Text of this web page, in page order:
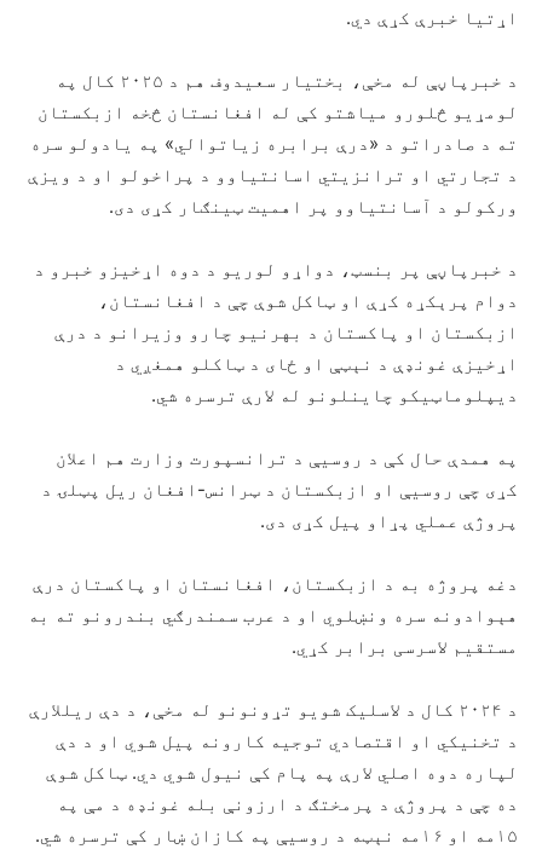
اړتیا خبرې کړې دي.
د خبرپاڼې له مخې، بختیار سعیدوف هم د ۲۰۲۵ کال په
لومړیو څلورو میاشتو کې له افغانستان څخه ازبکستان
ته د صادراتو د «درې برابره زیاتوالي» په یادولو سره
د تجارتي او ترانزیتي اسانتیاوو د پراخولو او د ویزې
ورکولو د آسانتیاوو پر اهمیت ټینګار کړی دی.
د خبرپاڼې پر بنسټ، دواړو لوریو د دوه اړخیزو خبرو د
دوام پرېکړه کړې او ټاکل شوې چې د افغانستان،
ازبکستان او پاکستان د بهرنیو چارو وزیرانو د درې
اړخیزې غونډې د نېټې او ځای د ټاکلو همغږي د
دیپلوماټیکو چاینلونو له لارې ترسره شي.
په همدې حال کې د روسیې د ترانسپورت وزارت هم اعلان
کړی چې روسیې او ازبکستان د ټرانس-افغان ریل پټلۍ د
پروژې عملي پړاو پیل کړی دی.
دغه پروژه به د ازبکستان، افغانستان او پاکستان درې
هېوادونه سره ونښلوي او د عرب سمندرګي بندرونو ته به
مستقیم لاسرسی برابر کړي.
د ۲۰۲۴ کال د لاسلیک شویو تړونونو له مخې، د دې ریللارې
د تخنیکي او اقتصادي توجیه کارونه پیل شوي او د دې
لپاره دوه اصلي لارې په پام کې نیول شوي دي. ټاکل شوې
ده چې د پروژې د پرمختګ د ارزونې بله غونډه د مې په
۱۵مه او ۱۶مه نېټه د روسیې په کازان ښار کې ترسره شي.